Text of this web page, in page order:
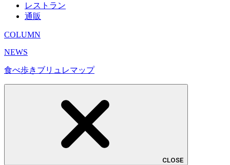
レストラン
通販
COLUMN
NEWS
食べ歩きブリュレマップ
CLOSE